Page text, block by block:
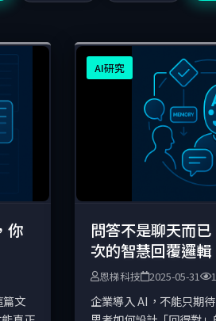
你
文
AI研究
問答不是聊天而
次的智慧回覆邏輯
恩梯科技 2025-05-31
企業導入 AI，不能只期